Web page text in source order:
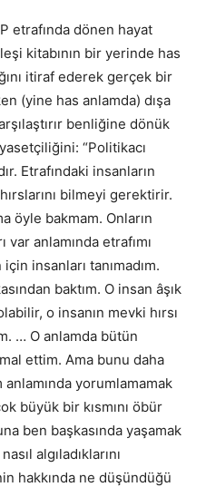
etrafında dönen hayat
kitabının bir yerinde has
itiraf ederek gerçek bir
(yine has anlamda) dışa
benliğine dönük
“Politikacı
Etrafındaki insanların
bilmeyi gerektirir.
öyle bakmam. Onların
anlamında etrafımı
insanları tanımadım.
baktım. O insan âşık
o insanın mevki hırsı
… O anlamda bütün
ettim. Ama bunu daha
yorumlamamak
büyük bir kısmını öbür
ben başkasında yaşamak
algıladıklarını
hakkında ne düşündüğü